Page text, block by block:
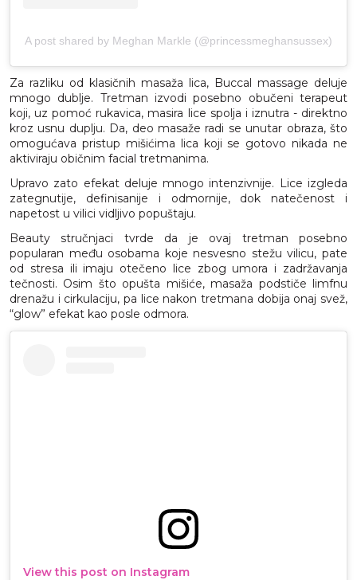
A post shared by Meghan Markle (@princessmeghansussex)
Za razliku od klasičnih masaža lica, Buccal massage deluje
mnogo dublje. Tretman izvodi posebno obučeni terapeut
koji, uz pomoć rukavica, masira lice spolja i iznutra - direktno
kroz usnu duplju. Da, deo masaže radi se unutar obraza, što
omogućava pristup mišićima lica koji se gotovo nikada ne
aktiviraju običnim facial tretmanima.
Upravo zato efekat deluje mnogo intenzivnije. Lice izgleda
zategnutije, definisanije i odmornije, dok natečenost i
napetost u vilici vidljivo popuštaju.
Beauty stručnjaci tvrde da je ovaj tretman posebno
popularan među osobama koje nesvesno stežu vilicu, pate
od stresa ili imaju otečeno lice zbog umora i zadržavanja
tečnosti. Osim što opušta mišiće, masaža podstiče limfnu
drenažu i cirkulaciju, pa lice nakon tretmana dobija onaj svež,
“glow” efekat kao posle odmora.
View this post on Instagram